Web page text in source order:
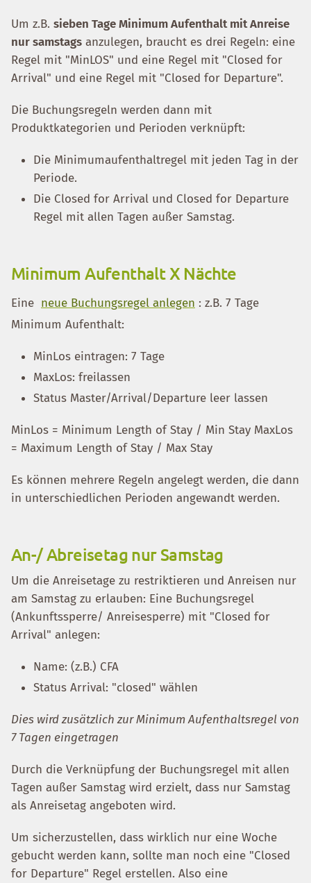
Um z.B. sieben Tage Minimum Aufenthalt mit Anreise
nur samstags anzulegen, braucht es drei Regeln: eine
Regel mit "MinLOS" und eine Regel mit "Closed for
Arrival" und eine Regel mit "Closed for Departure".
Die Buchungsregeln werden dann mit
Produktkategorien und Perioden verknüpft:
Die Minimumaufenthaltregel mit jeden Tag in der
Periode.
Die Closed for Arrival und Closed for Departure
Regel mit allen Tagen außer Samstag.
Minimum Aufenthalt X Nächte
Eine neue Buchungsregel anlegen : z.B. 7 Tage
Minimum Aufenthalt:
MinLos eintragen: 7 Tage
MaxLos: freilassen
Status Master/Arrival/Departure leer lassen
MinLos = Minimum Length of Stay / Min Stay MaxLos
= Maximum Length of Stay / Max Stay
Es können mehrere Regeln angelegt werden, die dann
in unterschiedlichen Perioden angewandt werden.
An-/ Abreisetag nur Samstag
Um die Anreisetage zu restriktieren und Anreisen nur
am Samstag zu erlauben: Eine Buchungsregel
(Ankunftssperre/ Anreisesperre) mit "Closed for
Arrival" anlegen:
Name: (z.B.) CFA
Status Arrival: "closed" wählen
Dies wird zusätzlich zur Minimum Aufenthaltsregel von
7 Tagen eingetragen
Durch die Verknüpfung der Buchungsregel mit allen
Tagen außer Samstag wird erzielt, dass nur Samstag
als Anreisetag angeboten wird.
Um sicherzustellen, dass wirklich nur eine Woche
gebucht werden kann, sollte man noch eine "Closed
for Departure" Regel erstellen. Also eine